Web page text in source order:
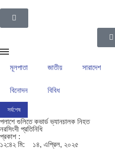
মূলপাতা জাতীয় সারাদেশ
বিনোদন বিবিধ
সর্বশেষ
পলাশে গুলিতে কভার্ড ভ্যানচালক নিহত
নরসিংদী প্রতিনিধি
প্রকাশ :
১২:৪২ মি:
১৪, এপ্রিল, ২০২৫